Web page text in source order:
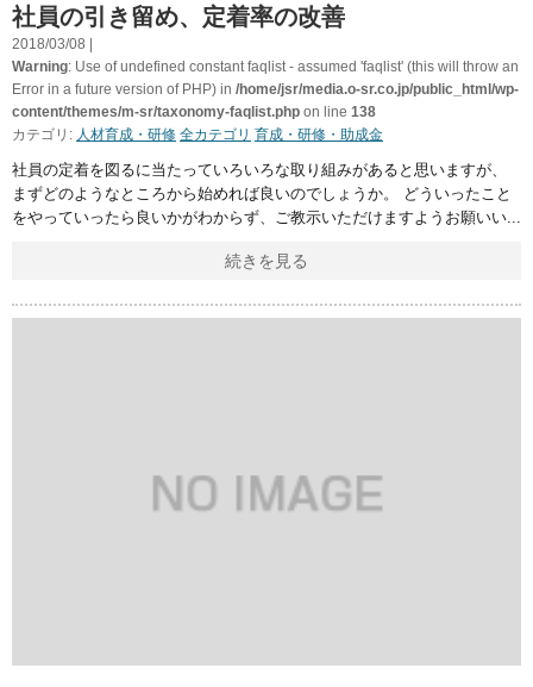
社員の引き留め、定着率の改善
2018/03/08 |
Warning: Use of undefined constant faqlist - assumed 'faqlist' (this will throw an
Error in a future version of PHP) in /home/jsr/media.o-sr.co.jp/public_html/wp-
content/themes/m-sr/taxonomy-faqlist.php on line 138
カテゴリ: 人材育成・研修 全カテゴリ 育成・研修・助成金
社員の定着を図るに当たっていろいろな取り組みがあると思いますが、
まずどのようなところから始めれば良いのでしょうか。 どういったこと
をやっていったら良いかがわからず、ご教示いただけますようお願いい
続きを見る